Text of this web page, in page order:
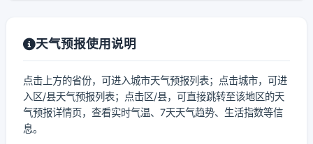
天气预报使用说明
点击上方的省份，可进入城市天气预报列表；点击城市，可进
入区/县天气预报列表；点击区/县，可直接跳转至该地区的天
气预报详情页，查看实时气温、7天天气趋势、生活指数等信
息。